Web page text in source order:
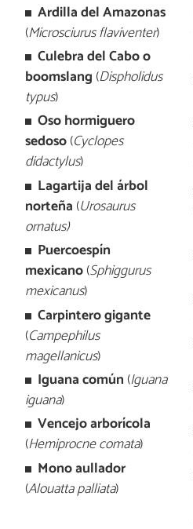
Ardilla del Amazonas
(Microsciurus flaviventer)
Culebra del Cabo o
boomslang (Dispholidus
typus)
Oso hormiguero
sedoso(Cyclopes
didactylus)
Lagartija del árbol
norteña (Urosaurus
ornatus)
Puercoespín
mexicano(Sphiggurus
mexicanus)
Carpintero gigante
(Campephilus
magellanicus)
Iguana común (Iguana
iguana)
Vencejo arborícola
(Hemiprocne comata)
Mono aullador
(Alouatta palliata)